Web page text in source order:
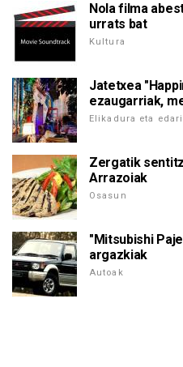
Nola filma
urrats bat
Kultura
Jatetxea
ezaugarriak,
Elikadura eta
Zergatik
Arrazoiak
Osasun
"Mitsubishi
argazkiak
Autoak